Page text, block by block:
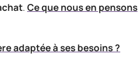
.Ce que nous en pensons
adaptée à ses besoins ?